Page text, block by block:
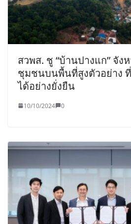
สวพส. ชู “บ้านปางแก” จัง
ชุมชนบนพื้นที่สูงตัวอย่าง
ได้อย่างยั่งยืน
10/10/2024 0